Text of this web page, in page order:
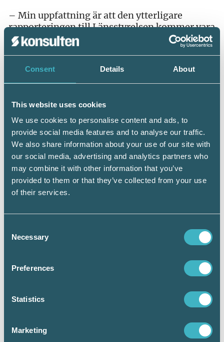
Consent Details About
This website uses cookies
We use cookies to personalise content and ads, to
provide social media features and to analyse our traffic.
We also share information about your use of our site with
our social media, advertising and analytics partners who
may combine it with other information that you’ve
provided to them or that they’ve collected from your use
of their services.
Selection
Necessary
Preferences
Statistics
Marketing
– Min uppfattning är att den ytterligare
rapporteringen till Länsstyrelsen kommer vara
ett viktigt verktyg för oss. Den kommer ge oss
värdefull information om våra
ligga till grund för urval i den del av vår tillsyn
som är riskbaserad. Det handlar inte om att vi
tanken är att det ska vara smidigt och enkelt
för verksamhetsutövaren att lämna
informationen.
Lali Fjellström, redovisningsexpert Srf konsulterna, skulle
hellre se effektiv punktmarkering av misstänkta företag i